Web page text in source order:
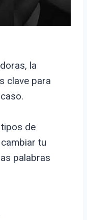
la
clave para
de
tu
palabras